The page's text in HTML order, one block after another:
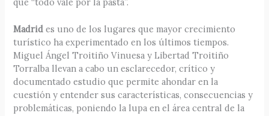
Madrid es uno de los lugares que mayor crecimiento
turístico ha experimentado en los últimos tiempos.
Miguel Ángel Troitiño Vinuesa y Libertad Troitiño
Torralba llevan a cabo un esclarecedor, crítico y
documentado estudio que permite ahondar en la
cuestión y entender sus características, consecuencias y
problemáticas, poniendo la lupa en el área central de la